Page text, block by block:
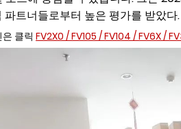
파트너들로부터 높은 평가를 받았다.
클릭 FV2X0 /FV105 /FV104 /FV6X/